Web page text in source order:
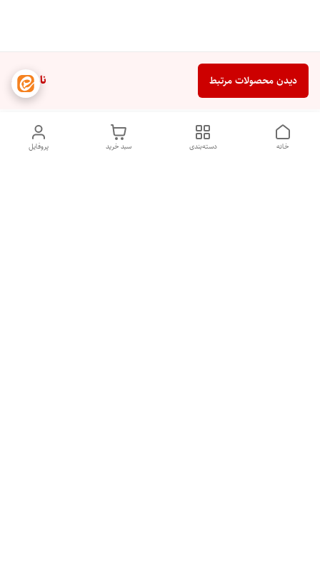
ناموجود دیدن محصولات مرتبط
پروفایل سبد خرید دسته‌بندی خانه